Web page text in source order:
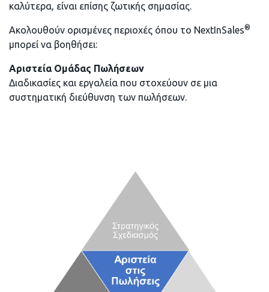
καλύτερα, είναι επίσης ζωτικής σημασίας.
Ακολουθούν ορισμένες περιοχές όπου το NextInSales®
μπορεί να βοηθήσει:
Αριστεία Ομάδας Πωλήσεων
Διαδικασίες και εργαλεία που στοχεύουν σε μια
συστηματική διεύθυνση των πωλήσεων.